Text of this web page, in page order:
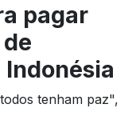
pagar
tenham paz",